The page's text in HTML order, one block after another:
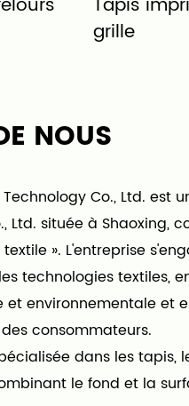
grille
NOUS
Co., Ltd. est
Ltd. située à Shaoxing,
». L'entreprise
technologies textiles,
environnementale et
consommateurs.
dans les tapis,
le fond et la